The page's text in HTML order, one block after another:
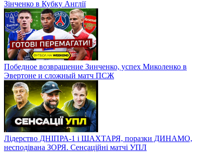
АЕК – ДНІПРО-1. Тренер кіпріотів не знає Довбика? Чи
зможуть дніпряни перемогти?
Чому провалився Мудрик? Суворі правила для Миколенка і
суперматч Малиновського